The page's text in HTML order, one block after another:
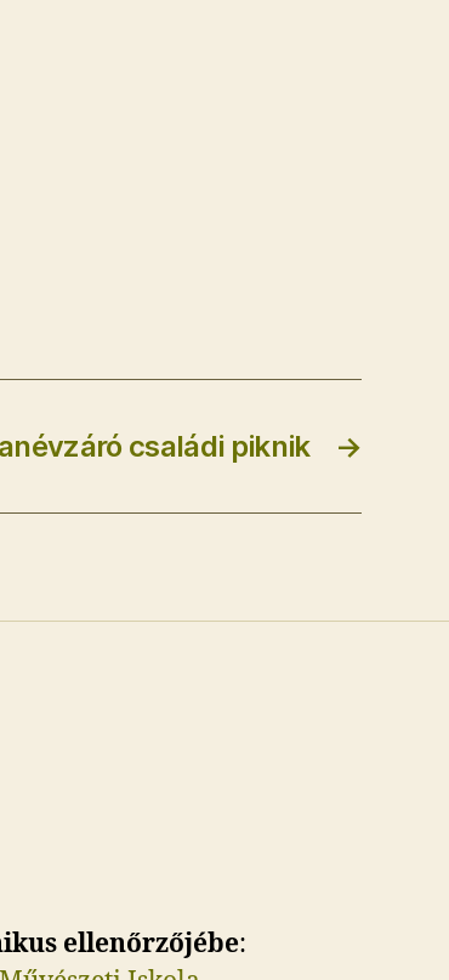
→
családi piknik
ellenőrzőjébe: